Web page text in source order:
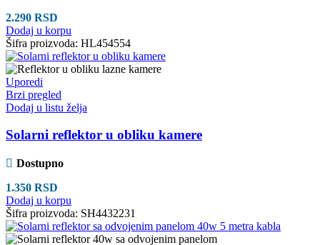
2.290 RSD
Dodaj u korpu
Šifra proizvoda: HL454554
Uporedi
Brzi pregled
Dodaj u listu želja
Solarni reflektor u obliku kamere
Dostupno
1.350 RSD
Dodaj u korpu
Šifra proizvoda: SH4432231